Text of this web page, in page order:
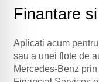
Finantare
Aplicati acum
sau a unei flote de
Mercedes-Benz